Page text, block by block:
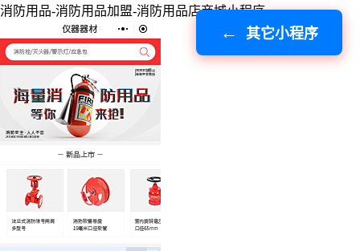
其它小程序
消防用品-消防用品加盟-消防用品店商城小程序